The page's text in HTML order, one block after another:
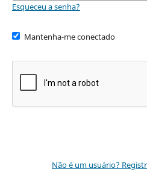
Esqueceu a senha?
Mantenha-me conectado
Não é um usuário?